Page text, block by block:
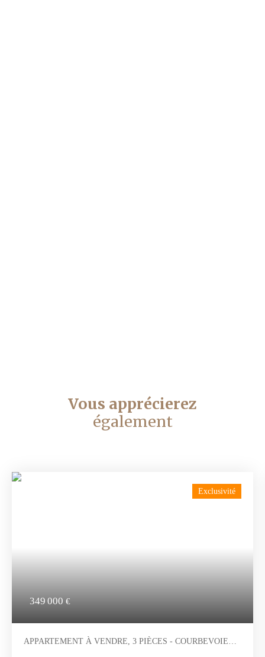
Vous apprécierez
également
349 000 €
Exclusivité
APPARTEMENT À VENDRE, 3 PIÈCES - COURBEVOIE